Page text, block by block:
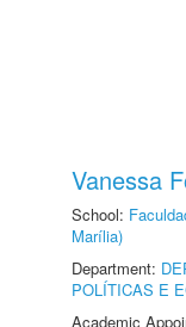
Vanessa
School:
Marília)
Department:
POLÍTICAS E
Academic